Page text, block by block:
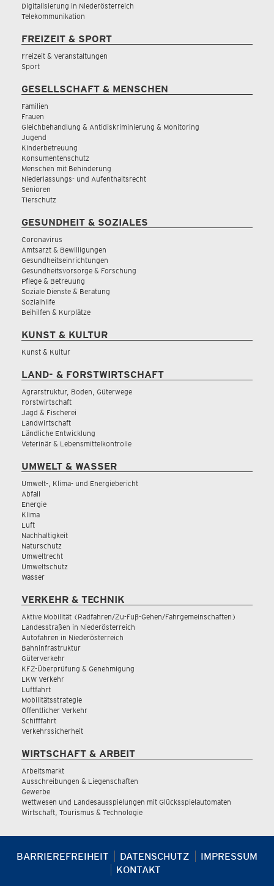
Digitalisierung in Niederösterreich
Telekommunikation
FREIZEIT & SPORT
Freizeit & Veranstaltungen
Sport
GESELLSCHAFT & MENSCHEN
Familien
Frauen
Gleichbehandlung & Antidiskriminierung & Monitoring
Jugend
Kinderbetreuung
Konsumentenschutz
Menschen mit Behinderung
Niederlassungs- und Aufenthaltsrecht
Senioren
Tierschutz
GESUNDHEIT & SOZIALES
Coronavirus
Amtsarzt & Bewilligungen
Gesundheitseinrichtungen
Gesundheitsvorsorge & Forschung
Pflege & Betreuung
Soziale Dienste & Beratung
Sozialhilfe
Beihilfen & Kurplätze
KUNST & KULTUR
Kunst & Kultur
LAND- & FORSTWIRTSCHAFT
Agrarstruktur, Boden, Güterwege
Forstwirtschaft
Jagd & Fischerei
Landwirtschaft
Ländliche Entwicklung
Veterinär & Lebensmittelkontrolle
UMWELT & WASSER
Umwelt-, Klima- und Energiebericht
Abfall
Energie
Klima
Luft
Nachhaltigkeit
Naturschutz
Umweltrecht
Umweltschutz
Wasser
VERKEHR & TECHNIK
Aktive Mobilität (Radfahren/Zu-Fuß-Gehen/Fahrgemeinschaften)
Landesstraßen in Niederösterreich
Autofahren in Niederösterreich
Bahninfrastruktur
Güterverkehr
KFZ-Überprüfung & Genehmigung
LKW Verkehr
Luftfahrt
Mobilitätsstrategie
Öffentlicher Verkehr
Schifffahrt
Verkehrssicherheit
WIRTSCHAFT & ARBEIT
Arbeitsmarkt
Ausschreibungen & Liegenschaften
Gewerbe
Wettwesen und Landesausspielungen mit Glücksspielautomaten
Wirtschaft, Tourismus & Technologie
BARRIEREFREIHEIT DATENSCHUTZ
IMPRESSUM
KONTAKT